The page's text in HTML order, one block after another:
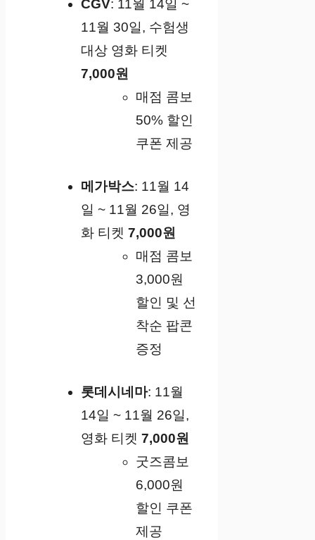
CGV: 11월 14일 ~
11월 30일, 수험생
대상 영화 티켓
7,000원
매점 콤보
50% 할인
쿠폰 제공
메가박스: 11월 14
일 ~ 11월 26일, 영
화 티켓7,000원
매점 콤보
3,000원
할인 및 선
착순 팝콘
증정
롯데시네마: 11월
14일 ~ 11월 26일,
영화 티켓7,000원
굿즈콤보
6,000원
할인 쿠폰
제공